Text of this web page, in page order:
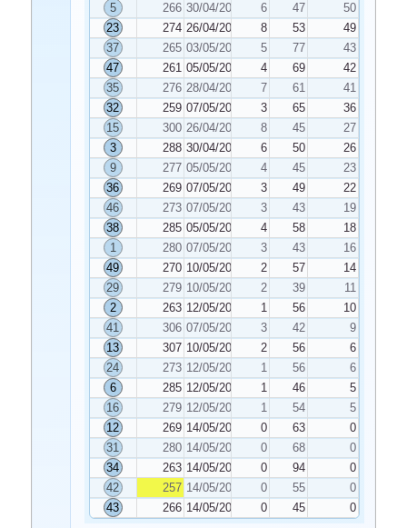
5
266 30/04/2025 6 47
50
23
274 26/04/2025 8 53
49
37
265 03/05/2025 5 77
43
47
261 05/05/2025 4 69
42
35
276 28/04/2025 7 61
41
32
259 07/05/2025 3 65
36
15
300 26/04/2025 8 45
27
3
288 30/04/2025 6 50
26
9
277 05/05/2025 4 45
23
36
269 07/05/2025 3 49
22
46
273 07/05/2025 3 43
19
38
285 05/05/2025 4 58
18
1
280 07/05/2025 3 43
16
49
270 10/05/2025 2 57
14
29
279 10/05/2025 2 39
11
2
263 12/05/2025 1 56
10
41
306 07/05/2025 3 42
9
13
307 10/05/2025 2 56
6
24
273 12/05/2025 1 56
6
6
285 12/05/2025 1 46
5
16
279 12/05/2025 1 54
5
12
269 14/05/2025 0 63
0
31
280 14/05/2025 0 68
0
34
263 14/05/2025 0 94
0
42
257 14/05/2025 0 55
0
43
266 14/05/2025 0 45 0